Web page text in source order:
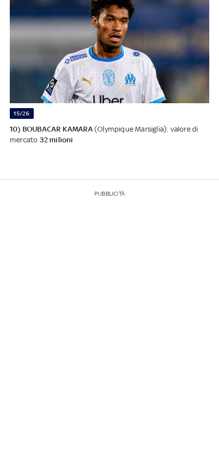
15/26
10) BOUBACAR KAMARA (Olympique Marsiglia): valore di
mercato 32 milioni
PUBBLICITÀ